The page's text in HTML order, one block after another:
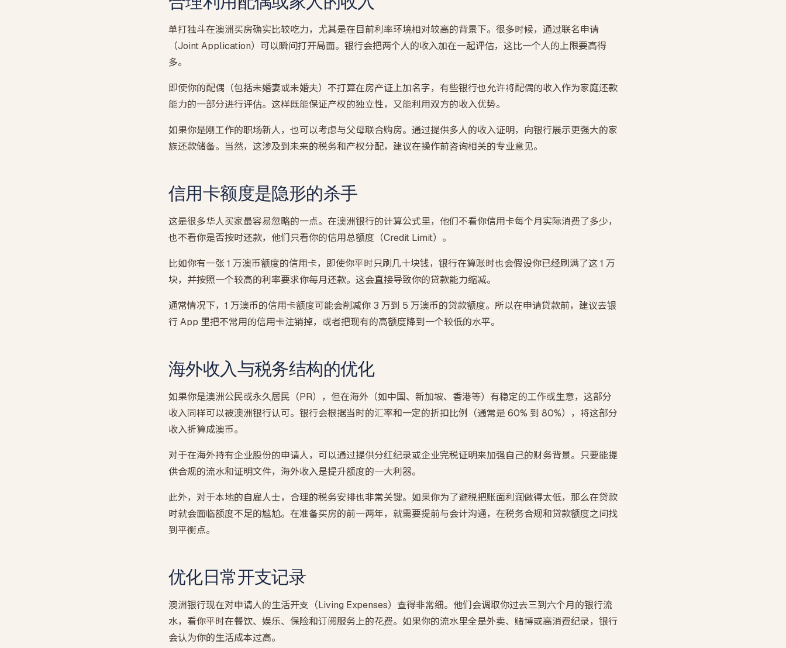
单打独斗在澳洲买房确实比较吃力，尤其是在目前利率环境相对较高的背景下。很多时候，通过联名申请
（Joint Application）可以瞬间打开局面。银行会把两个人的收入加在一起评估，这比一个人的上限要高得
多。
即使你的配偶（包括未婚妻或未婚夫）不打算在房产证上加名字，有些银行也允许将配偶的收入作为家庭还款
能力的一部分进行评估。这样既能保证产权的独立性，又能利用双方的收入优势。
如果你是刚工作的职场新人，也可以考虑与父母联合购房。通过提供多人的收入证明，向银行展示更强大的家
族还款储备。当然，这涉及到未来的税务和产权分配，建议在操作前咨询相关的专业意见。
信用卡额度是隐形的杀手
这是很多华人买家最容易忽略的一点。在澳洲银行的计算公式里，他们不看你信用卡每个月实际消费了多少，
也不看你是否按时还款，他们只看你的信用总额度（Credit Limit）。
比如你有一张 1 万澳币额度的信用卡，即使你平时只刷几十块钱，银行在算账时也会假设你已经刷满了这 1 万
块，并按照一个较高的利率要求你每月还款。这会直接导致你的贷款能力缩减。
通常情况下，1 万澳币的信用卡额度可能会削减你 3 万到 5 万澳币的贷款额度。所以在申请贷款前，建议去银
行 App 里把不常用的信用卡注销掉，或者把现有的高额度降到一个较低的水平。
海外收入与税务结构的优化
如果你是澳洲公民或永久居民（PR），但在海外（如中国、新加坡、香港等）有稳定的工作或生意，这部分
收入同样可以被澳洲银行认可。银行会根据当时的汇率和一定的折扣比例（通常是 60% 到 80%），将这部分
收入折算成澳币。
对于在海外持有企业股份的申请人，可以通过提供分红纪录或企业完税证明来加强自己的财务背景。只要能提
供合规的流水和证明文件，海外收入是提升额度的一大利器。
此外，对于本地的自雇人士，合理的税务安排也非常关键。如果你为了避税把账面利润做得太低，那么在贷款
时就会面临额度不足的尴尬。在准备买房的前一两年，就需要提前与会计沟通，在税务合规和贷款额度之间找
到平衡点。
优化日常开支记录
澳洲银行现在对申请人的生活开支（Living Expenses）查得非常细。他们会调取你过去三到六个月的银行流
水，看你平时在餐饮、娱乐、保险和订阅服务上的花费。如果你的流水里全是外卖、赌博或高消费纪录，银行
会认为你的生活成本过高。